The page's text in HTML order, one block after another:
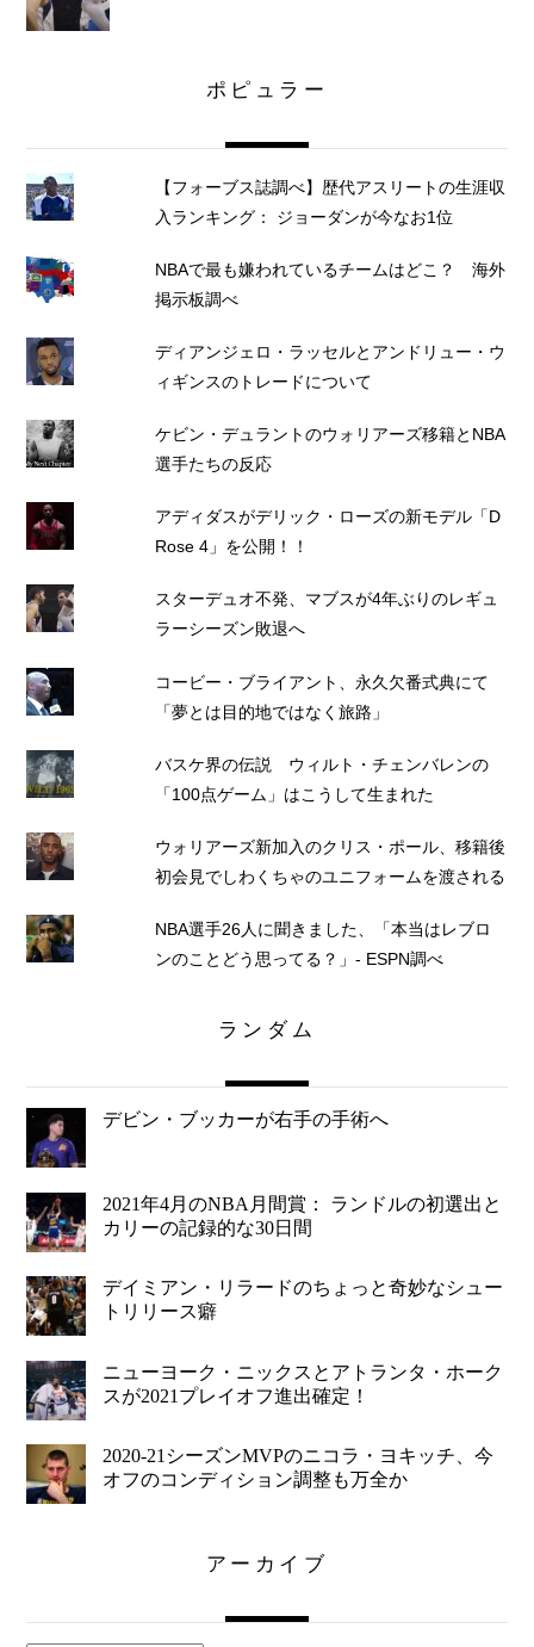
ポピュラー
【フォーブス誌調べ】歴代アスリートの生涯収
入ランキング： ジョーダンが今なお1位
NBAで最も嫌われているチームはどこ？ 海外
掲示板調べ
ディアンジェロ・ラッセルとアンドリュー・ウ
ィギンスのトレードについて
ケビン・デュラントのウォリアーズ移籍とNBA
選手たちの反応
アディダスがデリック・ローズの新モデル「D
Rose 4」を公開！！
スターデュオ不発、マブスが4年ぶりのレギュ
ラーシーズン敗退へ
コービー・ブライアント、永久欠番式典にて
「夢とは目的地ではなく旅路」
バスケ界の伝説 ウィルト・チェンバレンの
「100点ゲーム」はこうして生まれた
ウォリアーズ新加入のクリス・ポール、移籍後
初会見でしわくちゃのユニフォームを渡される
NBA選手26人に聞きました、「本当はレブロ
ンのことどう思ってる？」- ESPN調べ
ランダム
デビン・ブッカーが右手の手術へ
2021年4月のNBA月間賞： ランドルの初選出と
カリーの記録的な30日間
デイミアン・リラードのちょっと奇妙なシュー
トリリース癖
ニューヨーク・ニックスとアトランタ・ホーク
スが2021プレイオフ進出確定！
2020-21シーズンMVPのニコラ・ヨキッチ、今
オフのコンディション調整も万全か
アーカイブ